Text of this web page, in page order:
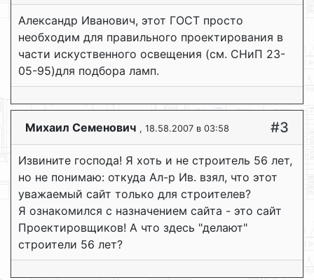
Александр Иванович, этот ГОСТ просто
необходим для правильного проектирования в
части искуственного освещения (см. СНиП 23-
05-95)для подбора ламп.
Михаил Семенович , 18.58.2007 в 03:58 #3
Извините господа! Я хоть и не строитель 56 лет,
но не понимаю: откуда Ал-р Ив. взял, что этот
уважаемый сайт только для строителев?
Я ознакомился с назначением сайта - это сайт
Проектировщиков! А что здесь "делают"
строители 56 лет?